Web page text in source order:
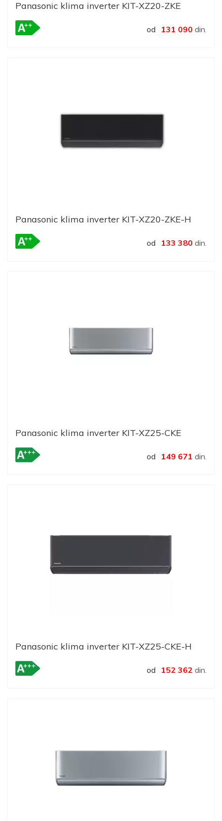
Panasonic klima inverter KIT-XZ20-ZKE
od 131 090 din.
Panasonic klima inverter KIT-XZ20-ZKE-H
od 133 380 din.
Panasonic klima inverter KIT-XZ25-CKE
od 149 671 din.
Panasonic klima inverter KIT-XZ25-CKE-H
od 152 362 din.